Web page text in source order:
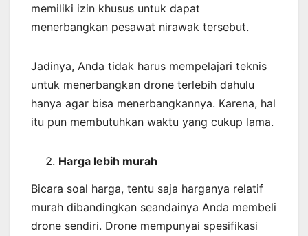
memiliki izin khusus untuk dapat
menerbangkan pesawat nirawak tersebut.
Jadinya, Anda tidak harus mempelajari teknis
untuk menerbangkan drone terlebih dahulu
hanya agar bisa menerbangkannya. Karena, hal
itu pun membutuhkan waktu yang cukup lama.
Harga lebih murah
Bicara soal harga, tentu saja harganya relatif
murah dibandingkan seandainya Anda membeli
drone sendiri. Drone mempunyai spesifikasi